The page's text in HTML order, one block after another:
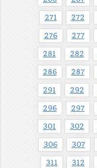
271 272
276 277
281 282
286 287
291 292
296 297
301 302
306 307
311 312